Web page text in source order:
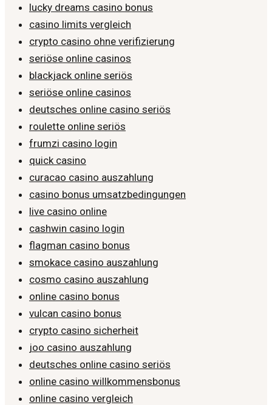
lucky dreams casino bonus
casino limits vergleich
crypto casino ohne verifizierung
seriöse online casinos
blackjack online seriös
seriöse online casinos
deutsches online casino seriös
roulette online seriös
frumzi casino login
quick casino
curacao casino auszahlung
casino bonus umsatzbedingungen
live casino online
cashwin casino login
flagman casino bonus
smokace casino auszahlung
cosmo casino auszahlung
online casino bonus
vulcan casino bonus
crypto casino sicherheit
joo casino auszahlung
deutsches online casino seriös
online casino willkommensbonus
online casino vergleich